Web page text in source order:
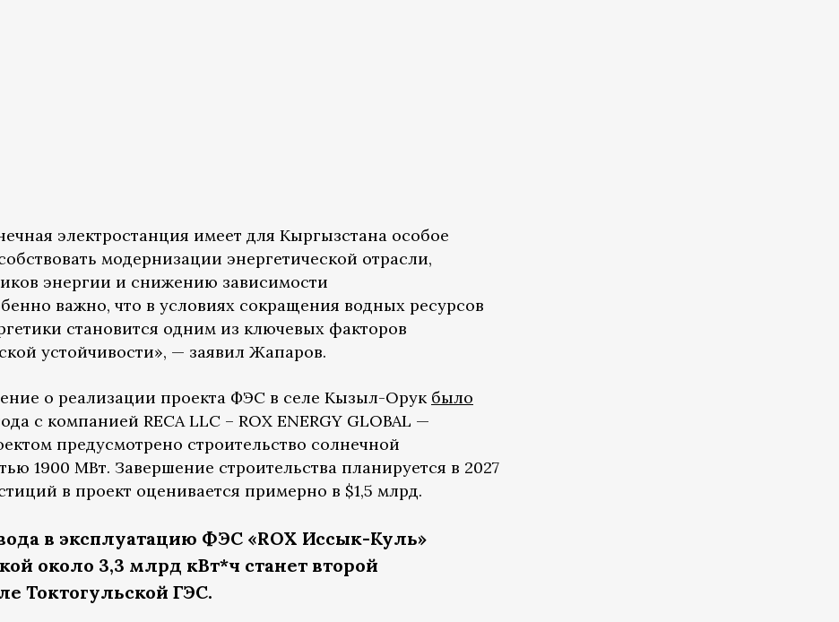
электростанция имеет для Кыргызстана особое
модернизации энергетической отрасли,
энергии и снижению зависимости
важно, что в условиях сокращения водных ресурсов
становится одним из ключевых факторов
устойчивости», — заявил Жапаров.
о реализации проекта ФЭС в селе Кызыл-Орук было
с компанией RECA LLC – ROX ENERGY GLOBAL —
предусмотрено строительство солнечной
1900 МВт. Завершение строительства планируется в 2027
в проект оценивается примерно в $1,5 млрд.
в эксплуатацию ФЭС «ROX Иссык-Куль»
около 3,3 млрд кВт*ч станет второй
Токтогульской ГЭС.